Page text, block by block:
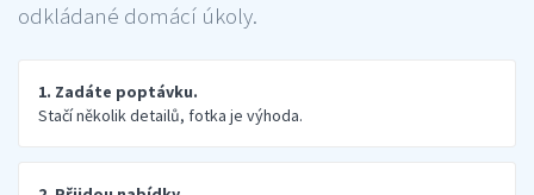
odkládané domácí úkoly.
1. Zadáte poptávku.
Stačí několik detailů, fotka je výhoda.